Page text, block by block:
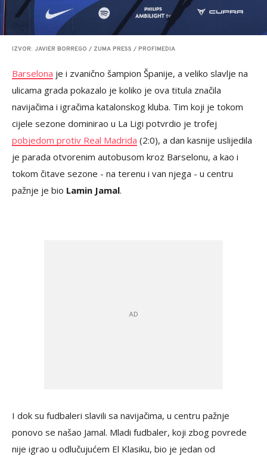
IZVOR: JAVIER BORREGO / ZUMA PRESS / PROFIMEDIA
Barselona je i zvanično šampion Španije, a veliko slavlje na
ulicama grada pokazalo je koliko je ova titula značila
navijačima i igračima katalonskog kluba. Tim koji je tokom
cijele sezone dominirao u La Ligi potvrdio je trofej
pobjedom protiv Real Madrida (2:0), a dan kasnije uslijedila
je parada otvorenim autobusom kroz Barselonu, a kao i
tokom čitave sezone - na terenu i van njega - u centru
pažnje je bio Lamin Jamal.
I dok su fudbaleri slavili sa navijačima, u centru pažnje
ponovo se našao Jamal. Mladi fudbaler, koji zbog povrede
nije igrao u odlučujućem El Klasiku, bio je jedan od